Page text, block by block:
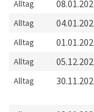
Alltag
Alltag
Alltag
Alltag
Alltag